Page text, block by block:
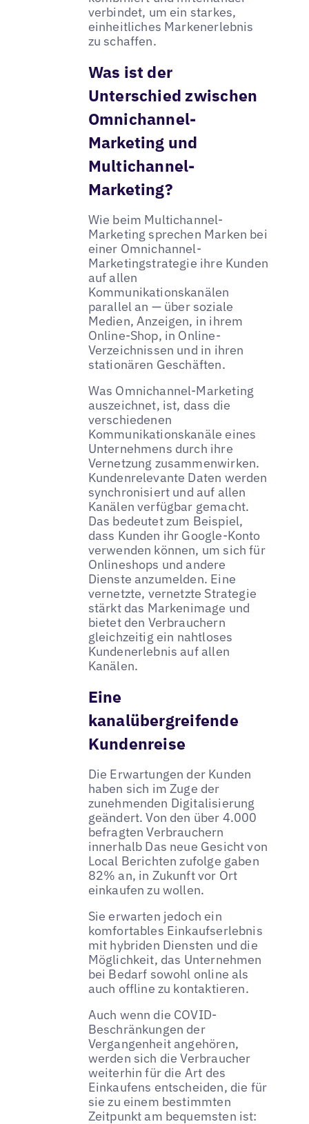
verbindet, um ein starkes,
einheitliches Markenerlebnis
zu schaffen.
Was ist der
Unterschied zwischen
Omnichannel-
Marketing und
Multichannel-
Marketing?
Wie beim Multichannel-
Marketing sprechen Marken bei
einer Omnichannel-
Marketingstrategie ihre Kunden
auf allen
Kommunikationskanälen
parallel an — über soziale
Medien, Anzeigen, in ihrem
Online-Shop, in Online-
Verzeichnissen und in ihren
stationären Geschäften.
Was Omnichannel-Marketing
auszeichnet, ist, dass die
verschiedenen
Kommunikationskanäle eines
Unternehmens durch ihre
Vernetzung zusammenwirken.
Kundenrelevante Daten werden
synchronisiert und auf allen
Kanälen verfügbar gemacht.
Das bedeutet zum Beispiel,
dass Kunden ihr Google-Konto
verwenden können, um sich für
Onlineshops und andere
Dienste anzumelden. Eine
vernetzte, vernetzte Strategie
stärkt das Markenimage und
bietet den Verbrauchern
gleichzeitig ein nahtloses
Kundenerlebnis auf allen
Kanälen.
Eine
kanalübergreifende
Kundenreise
Die Erwartungen der Kunden
haben sich im Zuge der
zunehmenden Digitalisierung
geändert. Von den über 4.000
befragten Verbrauchern
innerhalb Das neue Gesicht von
Local Berichten zufolge gaben
82% an, in Zukunft vor Ort
einkaufen zu wollen.
Sie erwarten jedoch ein
komfortables Einkaufserlebnis
mit hybriden Diensten und die
Möglichkeit, das Unternehmen
bei Bedarf sowohl online als
auch offline zu kontaktieren.
Auch wenn die COVID-
Beschränkungen der
Vergangenheit angehören,
werden sich die Verbraucher
weiterhin für die Art des
Einkaufens entscheiden, die für
sie zu einem bestimmten
Zeitpunkt am bequemsten ist: